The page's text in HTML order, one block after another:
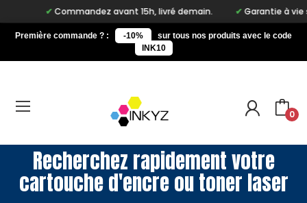
Commandez avant 15h, livré demain. Garantie à vie sur
Première commande ? : -10%
sur tous nos produits avec le code
INK10
0
Recherchez rapidement votre
cartouche d'encre ou toner laser